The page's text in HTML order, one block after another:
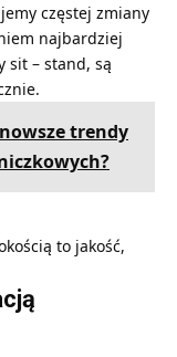
częstej zmiany
najbardziej
sit – stand, są
trendy
to jakość,